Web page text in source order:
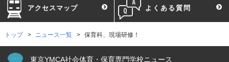
アクセスマップ よくある質問
トップ ニュース一覧 保育科、現場研修！
東京YMCA社会体育・保育専門学校ニュース